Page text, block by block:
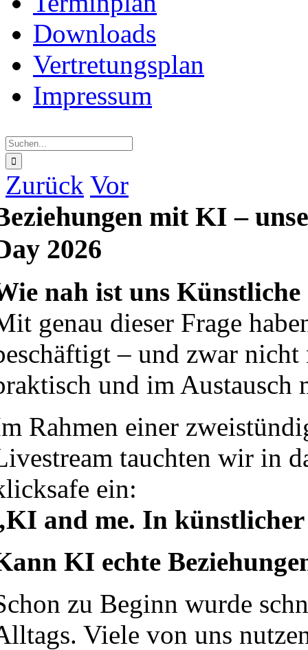
Downloads
Vertretungsplan
Impressum
nach:
Zurück Vor
mit KI –
2026
nah ist uns
genau dieser Frage
– und zwar nicht
und im Austausch
Rahmen einer
tauchten wir in
ein:
and me. In künstlicher
KI echte
zu Beginn wurde
Viele von uns